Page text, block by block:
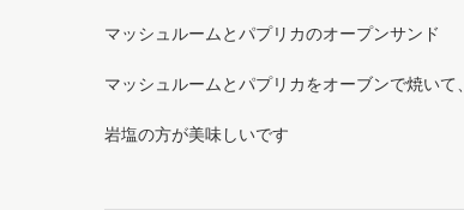
マッシュルームとパプリカのオープンサンド
マッシュルームとパプリカをオーブンで焼い
岩塩の方が美味しいです